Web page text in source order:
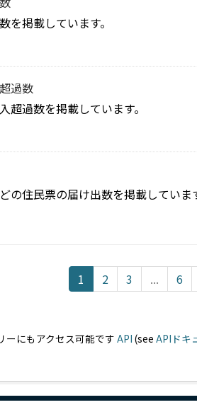
を掲載しています。
過数
超過数を掲載しています。
の住民票の届け出数を掲載していま
1 2 3 ... 6
ーにもアクセス可能ですAPI (see APIドキ